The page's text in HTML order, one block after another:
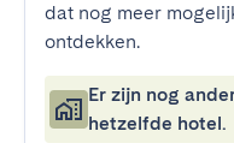
dat nog meer
ontdekken.
Er zijn nog
hetzelfde hotel.